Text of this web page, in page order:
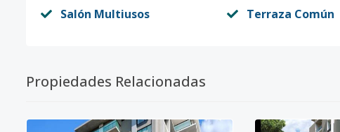
Salón Multiusos Terraza Común
Propiedades Relacionadas